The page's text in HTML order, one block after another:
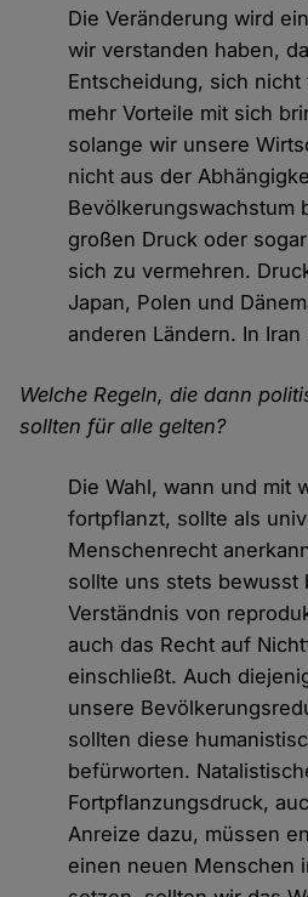
Die Veränderung wird
wir verstanden haben,
Entscheidung, sich
mehr Vorteile mit sich
solange wir unsere
nicht aus der
Bevölkerungswachstum
großen Druck oder
sich zu vermehren.
Japan, Polen und
anderen Ländern. In
Welche Regeln, die dann
sollten für alle gelten?
Die Wahl, wann und mit
fortpflanzt, sollte als
Menschenrecht
sollte uns stets bewusst
Verständnis von
auch das Recht auf
einschließt. Auch
unsere
sollten diese
befürworten.
Fortpflanzungsdruck,
Anreize dazu, müssen
einen neuen Menschen